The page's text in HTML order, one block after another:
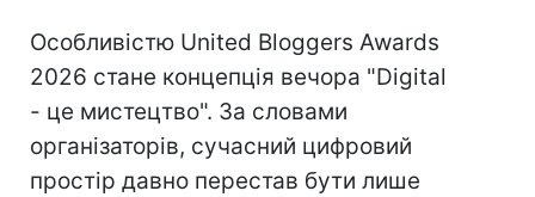
Особливістю United Bloggers Awards
2026 стане концепція вечора "Digital
- це мистецтво". За словами
організаторів, сучасний цифровий
простір давно перестав бути лише